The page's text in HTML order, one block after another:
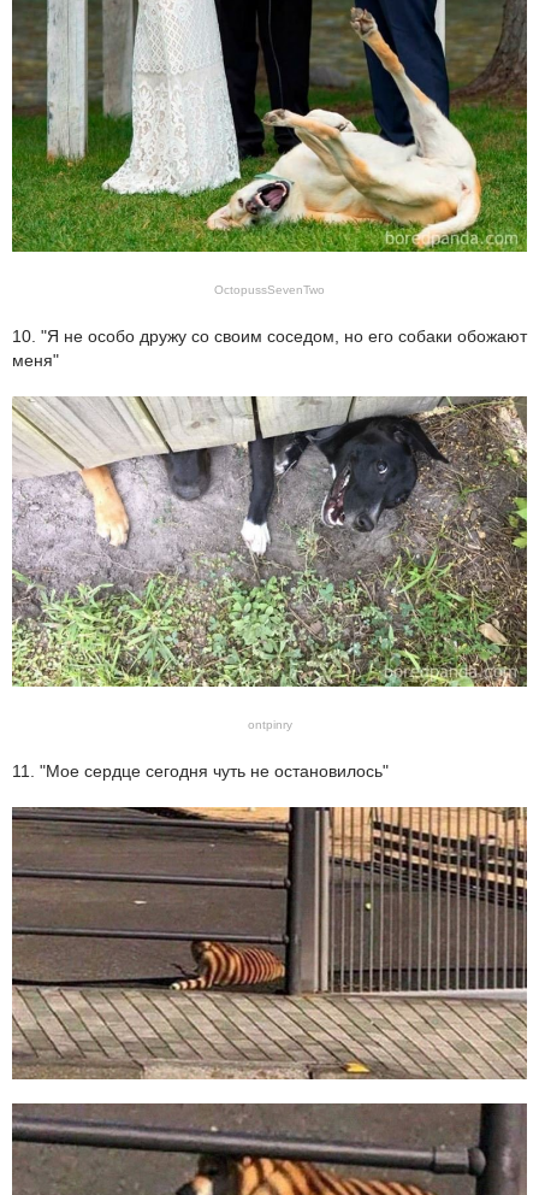
OctopussSevenTwo
10. "Я не особо дружу со своим соседом, но его собаки обожают
меня"
ontpinry
11. "Мое сердце сегодня чуть не остановилось"